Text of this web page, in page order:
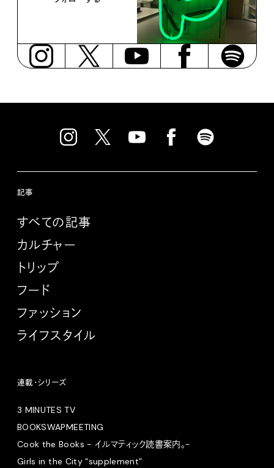
記事
すべての記事
カルチャー
トリップ
フード
ファッション
ライフスタイル
連載・シリーズ
3 MINUTES TV
BOOKSWAPMEETING
Cook the Books - イルマティック読書案内。-
Girls in the City “supplement”